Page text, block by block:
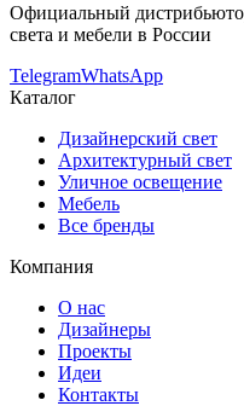
Официальный
света и мебели в России
TelegramWhatsApp
Каталог
Дизайнерский свет
Архитектурный свет
Уличное освещение
Мебель
Все бренды
Компания
О нас
Дизайнеры
Проекты
Идеи
Контакты